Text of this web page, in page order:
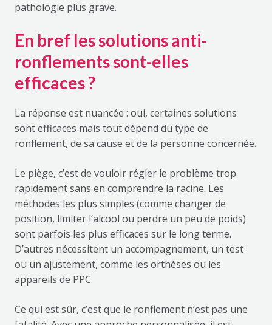
pathologie plus grave.
En bref les solutions anti-
ronflements sont-elles
efficaces ?
La réponse est nuancée : oui, certaines solutions
sont efficaces mais tout dépend du type de
ronflement, de sa cause et de la personne concernée.
Le piège, c’est de vouloir régler le problème trop
rapidement sans en comprendre la racine. Les
méthodes les plus simples (comme changer de
position, limiter l’alcool ou perdre un peu de poids)
sont parfois les plus efficaces sur le long terme.
D’autres nécessitent un accompagnement, un test
ou un ajustement, comme les orthèses ou les
appareils de PPC.
Ce qui est sûr, c’est que le ronflement n’est pas une